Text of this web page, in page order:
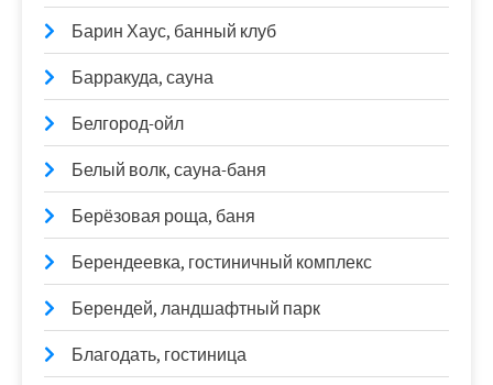
Барин Хаус, банный клуб
Барракуда, сауна
Белгород-ойл
Белый волк, сауна-баня
Берёзовая роща, баня
Берендеевка, гостиничный комплекс
Берендей, ландшафтный парк
Благодать, гостиница